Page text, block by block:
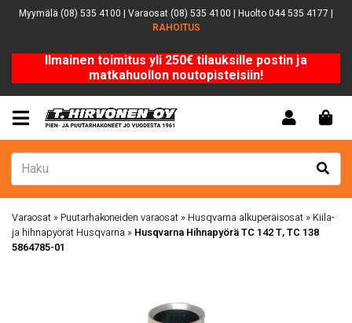
Myymälä (08) 535 4100 | Varaosat (08) 535 4100 | Huolto 044 535 4177 |
RAHOITUS
Ilmainen toimitus yli 250€ tilauksille postin ja
matkahuollon noutopisteisiin!
Varaosat » Puutarhakoneiden varaosat » Husqvarna alkuperäisosat » Kiila-
ja hihnapyörät Husqvarna » Husqvarna Hihnapyörä TC 142 T, TC 138
5864785-01